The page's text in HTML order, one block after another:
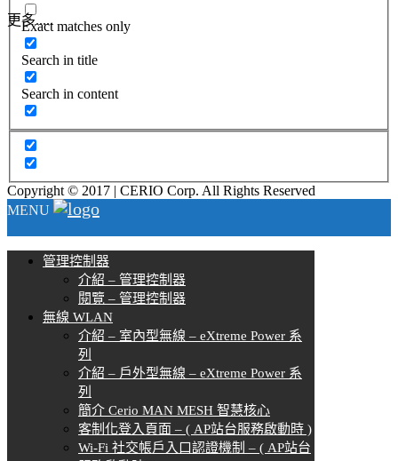
更多.....
Exact matches only
Search in title
Search in content
Copyright © 2017 | CERIO Corp. All Rights Reserved
MENU
管理控制器
介紹 – 管理控制器
閱覽 – 管理控制器
無線 WLAN
介紹 – 室內型無線 – eXtreme Power 系
列
介紹 – 戶外型無線 – eXtreme Power 系
列
簡介 Cerio MAN MESH 智慧核心
客制化登入頁面 – ( AP站台服務啟動時 )
Wi-Fi 社交帳戶入口認證機制 – ( AP站台